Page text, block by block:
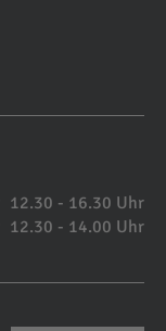
12.30 - 16.30 Uhr
12.30 - 14.00 Uhr